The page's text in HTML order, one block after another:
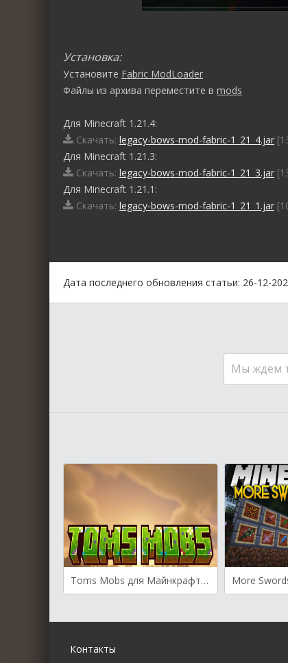
Установка:
Установите Fabric ModLoader
Файлы из архива переместите в mods
Для Minecraft 1.21.4:
Скачать: legacy-bows-mod-fabric-1_21_4.jar
Для Minecraft 1.21.3:
Скачать: legacy-bows-mod-fabric-1_21_3.jar
Для Minecraft 1.21.1:
Скачать: legacy-bows-mod-fabric-1_21_1.jar
Дата последнего обновления статьи: 26-12-
Мы ждем
Toms Mobs для Майнкрафт [1.21.4, 1.21.3, 1.21.1]
Контакты